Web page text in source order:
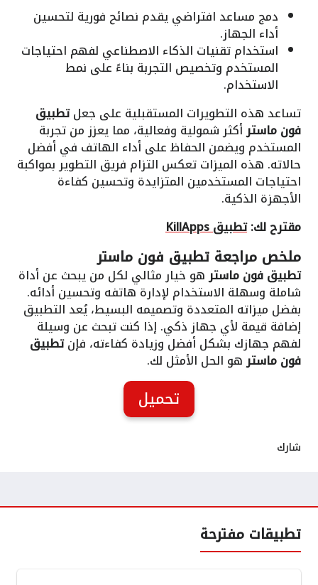
دمج مساعد افتراضي يقدم نصائح فورية لتحسين
أداء الجهاز.
استخدام تقنيات الذكاء الاصطناعي لفهم احتياجات
المستخدم وتخصيص التجربة بناءً على نمط
الاستخدام.
تساعد هذه التطويرات المستقبلية على جعلتطبيق
فون ماسترأكثر شمولية وفعالية، مما يعزز من تجربة
المستخدم ويضمن الحفاظ على أداء الهاتف في أفضل
حالاته. هذه الميزات تعكس التزام فريق التطوير بمواكبة
احتياجات المستخدمين المتزايدة وتحسين كفاءة
الأجهزة الذكية.
مقترح لك:تطبيقKillApps
ملخص مراجعة تطبيق فون ماستر
تطبيق فون ماسترهو خيار مثالي لكل من يبحث عن أداة
شاملة وسهلة الاستخدام لإدارة هاتفه وتحسين أدائه.
بفضل ميزاته المتعددة وتصميمه البسيط، يُعد التطبيق
إضافة قيمة لأي جهاز ذكي. إذا كنت تبحث عن وسيلة
لفهم جهازك بشكل أفضل وزيادة كفاءته، فإنتطبيق
فون ماسترهو الحل الأمثل لك.
تحميل
شارك
تطبيقات مفترحة